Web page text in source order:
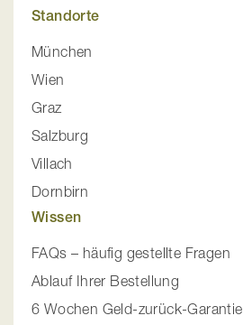
Standorte
München
Wien
Graz
Salzburg
Villach
Dornbirn
Wissen
FAQs – häufig gestellte Fragen
Ablauf Ihrer Bestellung
6 Wochen Geld-zurück-Garantie